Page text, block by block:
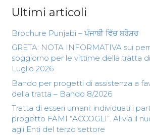
Ultimi articoli
Brochure Punjabi – ਪੰਜਾਬੀ ਵਿੱਚ ਬਰੋਸ਼ਰ
GRETA: NOTA INFORMATIVA sui
soggiorno per le vittime della tratta
Luglio 2026
Bando per progetti di assistenza a
della tratta – Bando 8/2026
Tratta di esseri umani: individuati i
progetto FAMI “ACCOGLI”. Al via il
agli Enti del terzo settore